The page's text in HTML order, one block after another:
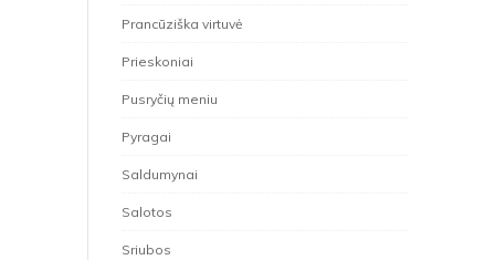
Prancūziška virtuvė
Prieskoniai
Pusryčių meniu
Pyragai
Saldumynai
Salotos
Sriubos